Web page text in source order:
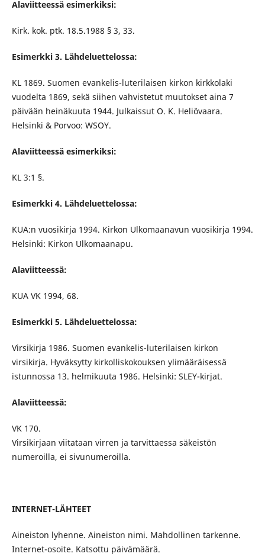
Alaviitteessä esimerkiksi:
Kirk. kok. ptk. 18.5.1988 § 3, 33.
Esimerkki 3. Lähdeluettelossa:
KL 1869. Suomen evankelis-luterilaisen kirkon kirkkolaki
vuodelta 1869, sekä siihen vahvistetut muutokset aina 7
päivään heinäkuuta 1944. Julkaissut O. K. Heliövaara.
Helsinki & Porvoo: WSOY.
Alaviitteessä esimerkiksi:
KL 3:1 §.
Esimerkki 4. Lähdeluettelossa:
KUA:n vuosikirja 1994. Kirkon Ulkomaanavun vuosikirja 1994.
Helsinki: Kirkon Ulkomaanapu.
Alaviitteessä:
KUA VK 1994, 68.
Esimerkki 5. Lähdeluettelossa:
Virsikirja 1986. Suomen evankelis-luterilaisen kirkon
virsikirja. Hyväksytty kirkolliskokouksen ylimääräisessä
istunnossa 13. helmikuuta 1986. Helsinki: SLEY-kirjat.
Alaviitteessä:
VK 170.
Virsikirjaan viitataan virren ja tarvittaessa säkeistön
numeroilla, ei sivunumeroilla.
INTERNET-LÄHTEET
Aineiston lyhenne. Aineiston nimi. Mahdollinen tarkenne.
Internet-osoite. Katsottu päivämäärä.